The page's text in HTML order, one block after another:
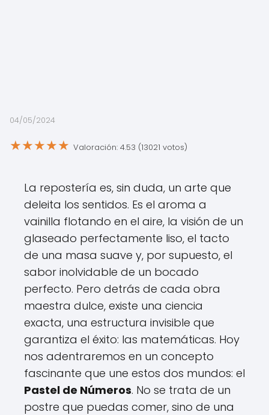
04/05/2024
★★★★★ Valoración: 4.53 (13021 votos)
La repostería es, sin duda, un arte que
deleita los sentidos. Es el aroma a
vainilla flotando en el aire, la visión de un
glaseado perfectamente liso, el tacto
de una masa suave y, por supuesto, el
sabor inolvidable de un bocado
perfecto. Pero detrás de cada obra
maestra dulce, existe una ciencia
exacta, una estructura invisible que
garantiza el éxito: las matemáticas. Hoy
nos adentraremos en un concepto
fascinante que une estos dos mundos: el
Pastel de Números. No se trata de un
postre que puedas comer, sino de una